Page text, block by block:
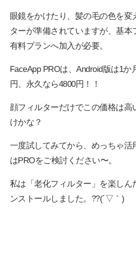
眼鏡をかけたり、髪の毛の色を変
ターが準備されていますが、基本
有料プランへ加入が必要。
FaceApp PROは、Android版は1か
円、永久なら4800円！！
顔フィルターだけでこの価格は高
けかな？
一度試してみてから、めっちゃ活
はPROをご検討ください〜。
私は「老化フィルター」を楽しん
ンストールしました。??(´▽｀)